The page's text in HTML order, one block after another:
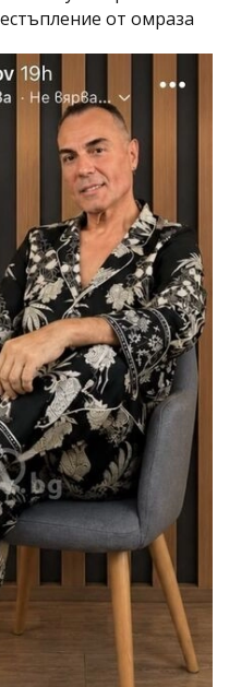
от омраза